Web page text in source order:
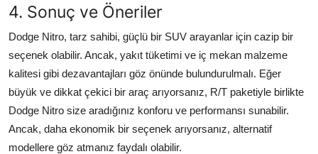
4. Sonuç ve Öneriler
Dodge Nitro, tarz sahibi, güçlü bir SUV arayanlar için cazip bir
seçenek olabilir. Ancak, yakıt tüketimi ve iç mekan malzeme
kalitesi gibi dezavantajları göz önünde bulundurulmalı. Eğer
büyük ve dikkat çekici bir araç arıyorsanız, R/T paketiyle birlikte
Dodge Nitro size aradığınız konforu ve performansı sunabilir.
Ancak, daha ekonomik bir seçenek arıyorsanız, alternatif
modellere göz atmanız faydalı olabilir.